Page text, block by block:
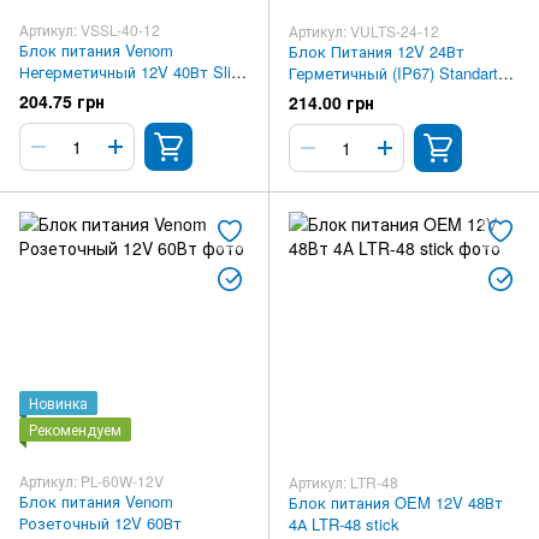
Артикул: VSSL-40-12
Блок питания Venom
Негерметичный 12V 40Вт Slim
Standart
204.75 грн
Артикул: VULTS-24-12
Блок Питания 12V 24Вт
Герметичный (IP67) Standart
Ultra slim
214.00 грн
Новинка
Рекомендуем
Артикул: PL-60W-12V
Блок питания Venom
Розеточный 12V 60Вт
Артикул: LTR-48
Блок питания OEM 12V 48Вт
4А LTR-48 stick